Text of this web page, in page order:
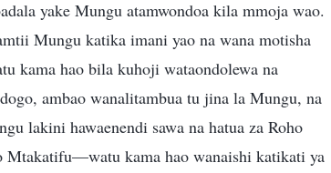
yake Mungu atamwondoa kila mmoja wao.
Mungu katika imani yao na wana motisha
kama hao bila kuhoji wataondolewa na
ambao wanalitambua tu jina la Mungu, na
lakini hawaenendi sawa na hatua za Roho
Mtakatifu—watu kama hao wanaishi katikati ya